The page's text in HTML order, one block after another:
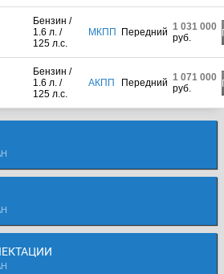
Бензин /
1.6 л. /
125 л.с.
МКПП Передний 1 031 000
руб.
Бензин /
1.6 л. /
125 л.с.
АКПП Передний 1 071 000
руб.